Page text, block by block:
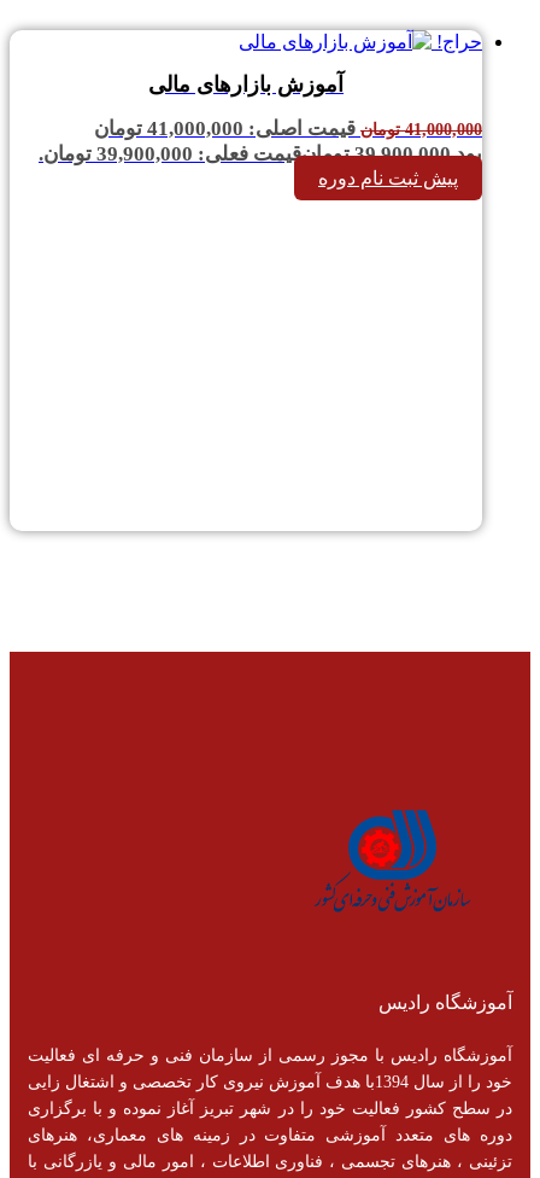
حراج!
آموزش بازارهای مالی
41,000,000 تومان
قیمت اصلی: 41,000,000 تومان
بود.39,900,000 تومانقیمت فعلی: 39,900,000 تومان.
پیش ثبت نام دوره
آموزشگاه رادیس
آموزشگاه رادیس با مجوز رسمی از سازمان فنی و حرفه ای فعالیت
خود را از سال 1394با هدف آموزش نیروی کار تخصصی و اشتغال زایی
در سطح کشور فعالیت خود را در شهر تبریز آغاز نموده و با برگزاری
دوره های متعدد آموزشی متفاوت در زمینه های معماری، هنرهای
تزئینی ، هنرهای تجسمی ، فناوری اطلاعات ، امور مالی و یازرگانی با